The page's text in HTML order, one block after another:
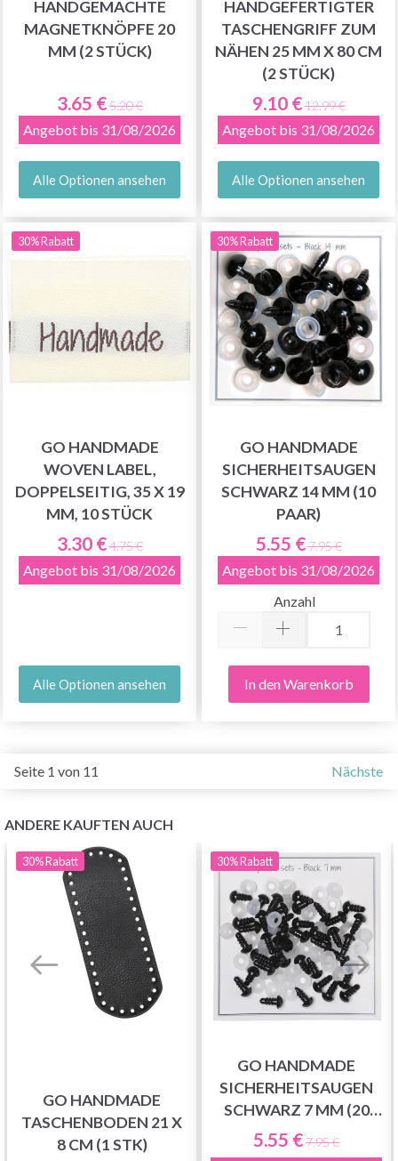
HANDGEMACHTE
MAGNETKNÖPFE 20
MM (2 STÜCK)
3.65 €5.20 €
Angebot bis 31/08/2026
Alle Optionen ansehen
HANDGEFERTIGTER
TASCHENGRIFF ZUM
NÄHEN 25 MM X 80 CM
(2 STÜCK)
9.10 €12.99 €
Angebot bis 31/08/2026
Alle Optionen ansehen
30% Rabatt
GO HANDMADE
WOVEN LABEL,
DOPPELSEITIG, 35 X 19
MM, 10 STÜCK
3.30 €4.75 €
Angebot bis 31/08/2026
Alle Optionen ansehen
30% Rabatt
GO HANDMADE
SICHERHEITSAUGEN
SCHWARZ 14 MM (10
PAAR)
5.55 €7.95 €
Angebot bis 31/08/2026
Anzahl
In den Warenkorb
Seite 1 von 11 Nächste
ANDERE KAUFTEN AUCH
30%Rabatt
GO HANDMADE
TASCHENBODEN 21 X
8 CM (1 STK)
30%Rabatt
GO HANDMADE
SICHERHEITSAUGEN
SCHWARZ 7 MM (20
PAAR)
5.55 €7.95 €